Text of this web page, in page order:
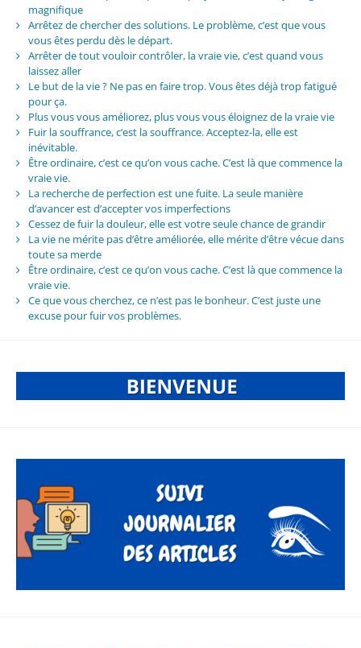
magnifique
Arrêtez de chercher des solutions. Le problème, c’est que vous
vous êtes perdu dès le départ.
Arrêter de tout vouloir contrôler, la vraie vie, c’est quand vous
laissez aller
Le but de la vie ? Ne pas en faire trop. Vous êtes déjà trop fatigué
pour ça.
Plus vous vous améliorez, plus vous vous éloignez de la vraie vie
Fuir la souffrance, c’est la souffrance. Acceptez-la, elle est
inévitable.
Être ordinaire, c’est ce qu’on vous cache. C’est là que commence la
vraie vie.
La recherche de perfection est une fuite. La seule manière
d’avancer est d’accepter vos imperfections
Cessez de fuir la douleur, elle est votre seule chance de grandir
La vie ne mérite pas d’être améliorée, elle mérite d’être vécue dans
toute sa merde
Être ordinaire, c’est ce qu’on vous cache. C’est là que commence la
vraie vie.
Ce que vous cherchez, ce n’est pas le bonheur. C’est juste une
excuse pour fuir vos problèmes.